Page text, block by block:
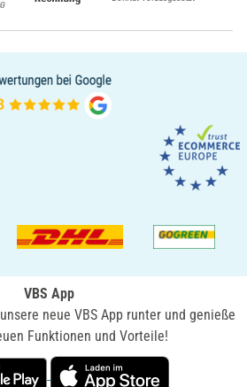
VBS App
neue VBS App runter und genieße
Funktionen und Vorteile!